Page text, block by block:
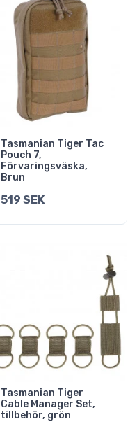
Tasmanian Tiger Tac
Pouch 7,
Förvaringsväska,
Brun
519 SEK
Tasmanian Tiger
Cable Manager Set,
tillbehör, grön